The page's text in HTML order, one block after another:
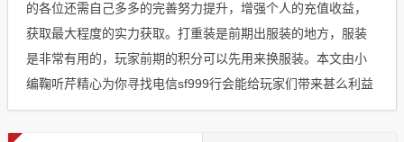
的各位还需自己多多的完善努力提升，增强个人的充值收益，
获取最大程度的实力获取。打重装是前期出服装的地方，服装
是非常有用的，玩家前期的积分可以先用来换服装。本文由小
编鞠听芹精心为你寻找电信sf999行会能给玩家们带来甚么利益